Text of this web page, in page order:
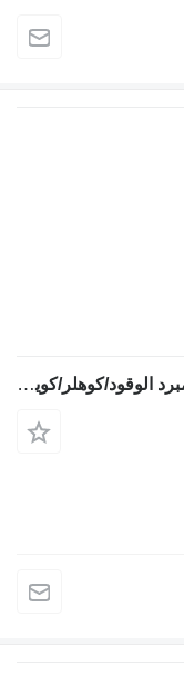
مبرد الزيت Liebherr L524-11210113-مبرد الوقود/كوهلر/كويلر لـ جرافة ذات عجلات